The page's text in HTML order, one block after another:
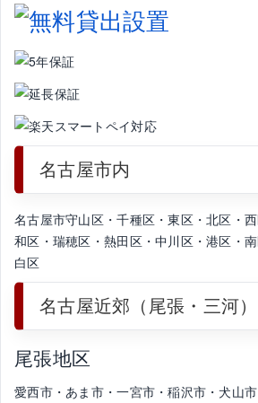
名古屋市内
名古屋市守山区・千種区・東区・北区・
和区・瑞穂区・熱田区・中川区・港区・
白区
名古屋近郊（尾張・三河）
尾張地区
愛西市・あま市・一宮市・稲沢市・犬山